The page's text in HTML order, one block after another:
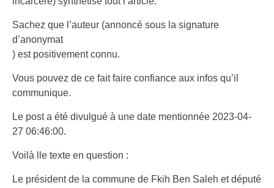
Sachez que l’auteur (annoncé sous la signature
d’anonymat
) est positivement connu.
Vous pouvez de ce fait faire confiance aux infos qu’il
communique.
Le post a été divulgué à une date mentionnée 2023-04-
27 06:46:00.
Voilà lle texte en question :
Le président de la commune de Fkih Ben Saleh et député